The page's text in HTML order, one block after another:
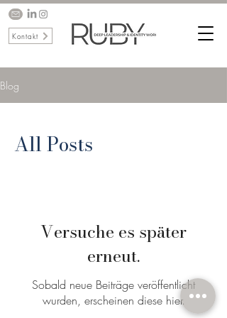
Kontakt
Blog
All Posts
Versuche es später
erneut.
Sobald neue Beiträge veröffentlicht
wurden, erscheinen diese hier.